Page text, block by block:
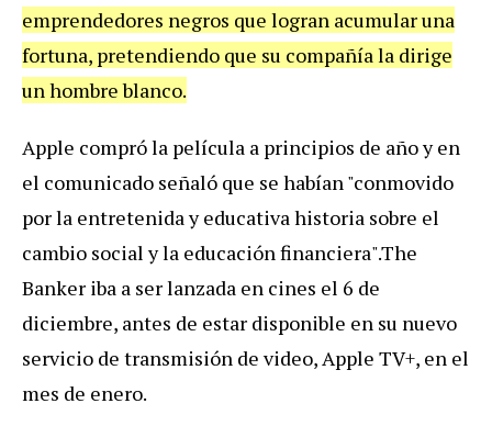
emprendedores negros que logran acumular una
fortuna, pretendiendo que su compañía la dirige
un hombre blanco.
Apple compró la película a principios de año y en
el comunicado señaló que se habían "conmovido
por la entretenida y educativa historia sobre el
cambio social y la educación financiera".The
Banker iba a ser lanzada en cines el 6 de
diciembre, antes de estar disponible en su nuevo
servicio de transmisión de video, Apple TV+, en el
mes de enero.